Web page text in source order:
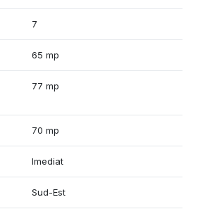
7
65 mp
77 mp
70 mp
Imediat
Sud-Est